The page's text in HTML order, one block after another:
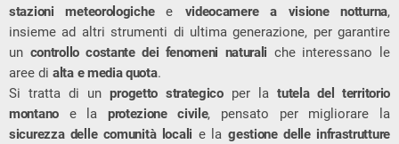
stazioni meteorologichee videocamere a visione notturna,
insieme ad altri strumenti di ultima generazione, per garantire
un controllo costante dei fenomeni naturali che interessano le
aree di alta e media quota.
Si tratta di unprogetto strategicoper latutela del territorio
montanoe la protezione civile, pensato per migliorare la
sicurezza delle comunità locali e lagestione delle infrastrutture